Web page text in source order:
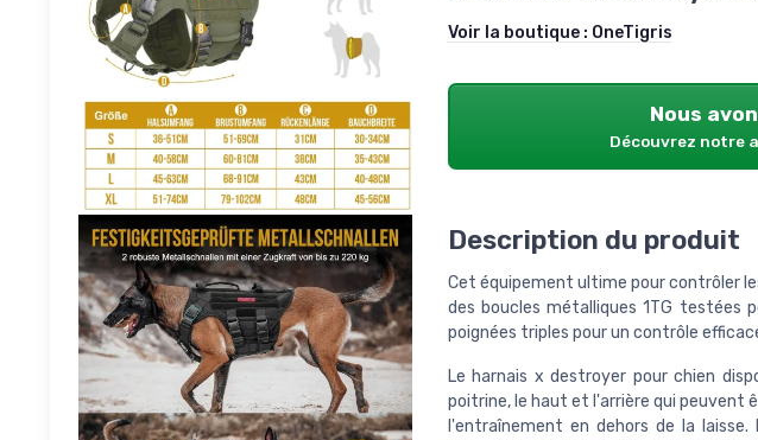
Voir la boutique : OneTigris
Nous
Découvrez notre
Description du produit
Cet équipement ultime pour contrôler
des boucles métalliques 1TG testées
poignées triples pour un contrôle
Le harnais x destroyer pour chien
poitrine, le haut et l'arrière qui peuvent
l'entraînement en dehors de la